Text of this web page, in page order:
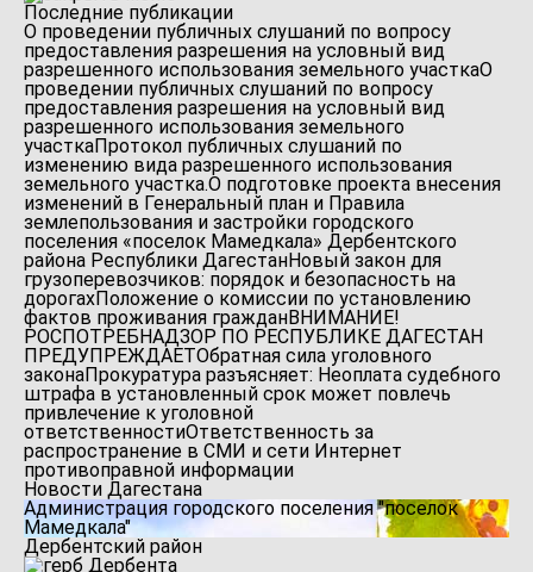
Последние публикации
О проведении публичных слушаний по вопросу
предоставления разрешения на условный вид
разрешенного использования земельного участкаО
проведении публичных слушаний по вопросу
предоставления разрешения на условный вид
разрешенного использования земельного
участкаПротокол публичных слушаний по
изменению вида разрешенного использования
земельного участка.О подготовке проекта внесения
изменений в Генеральный план и Правила
землепользования и застройки городского
поселения «поселок Мамедкала» Дербентского
района Республики ДагестанНовый закон для
грузоперевозчиков: порядок и безопасность на
дорогахПоложение о комиссии по установлению
фактов проживания гражданВНИМАНИЕ!
РОСПОТРЕБНАДЗОР ПО РЕСПУБЛИКЕ ДАГЕСТАН
ПРЕДУПРЕЖДАЕТОбратная сила уголовного
законаПрокуратура разъясняет: Неоплата судебного
штрафа в установленный срок может повлечь
привлечение к уголовной
ответственностиОтветственность за
распространение в СМИ и сети Интернет
противоправной информации
Новости Дагестана
Администрация городского поселения "поселок
Мамедкала"
Дербентский район